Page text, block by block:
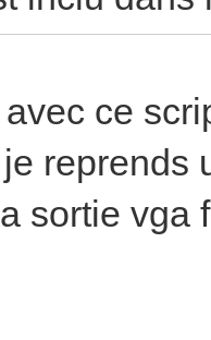
ce
reprends
sortie vga